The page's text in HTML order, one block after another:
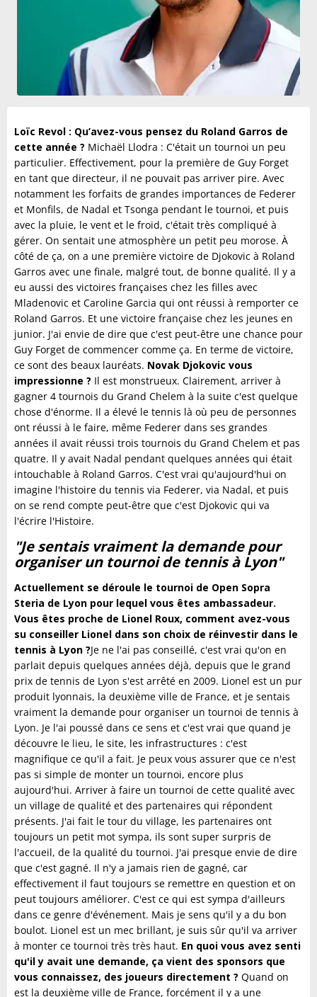
Loïc Revol : Qu’avez-vous pensez du Roland Garros de
cette année ? Michaël Llodra : C'était un tournoi un peu
particulier. Effectivement, pour la première de Guy Forget
en tant que directeur, il ne pouvait pas arriver pire. Avec
notamment les forfaits de grandes importances de Federer
et Monfils, de Nadal et Tsonga pendant le tournoi, et puis
avec la pluie, le vent et le froid, c'était très compliqué à
gérer. On sentait une atmosphère un petit peu morose. À
côté de ça, on a une première victoire de Djokovic à Roland
Garros avec une finale, malgré tout, de bonne qualité. Il y a
eu aussi des victoires françaises chez les filles avec
Mladenovic et Caroline Garcia qui ont réussi à remporter ce
Roland Garros. Et une victoire française chez les jeunes en
junior. J'ai envie de dire que c'est peut-être une chance pour
Guy Forget de commencer comme ça. En terme de victoire,
ce sont des beaux lauréats. Novak Djokovic vous
impressionne ? Il est monstrueux. Clairement, arriver à
gagner 4 tournois du Grand Chelem à la suite c'est quelque
chose d'énorme. Il a élevé le tennis là où peu de personnes
ont réussi à le faire, même Federer dans ses grandes
années il avait réussi trois tournois du Grand Chelem et pas
quatre. Il y avait Nadal pendant quelques années qui était
intouchable à Roland Garros. C'est vrai qu'aujourd'hui on
imagine l'histoire du tennis via Federer, via Nadal, et puis
on se rend compte peut-être que c'est Djokovic qui va
l'écrire l'Histoire.
"Je sentais vraiment la demande pour
organiser un tournoi de tennis à Lyon"
Actuellement se déroule le tournoi de Open Sopra
Steria de Lyon pour lequel vous êtes ambassadeur.
Vous êtes proche de Lionel Roux, comment avez-vous
su conseiller Lionel dans son choix de réinvestir dans le
tennis à Lyon ?Je ne l'ai pas conseillé, c'est vrai qu'on en
parlait depuis quelques années déjà, depuis que le grand
prix de tennis de Lyon s'est arrêté en 2009. Lionel est un pur
produit lyonnais, la deuxième ville de France, et je sentais
vraiment la demande pour organiser un tournoi de tennis à
Lyon. Je l'ai poussé dans ce sens et c'est vrai que quand je
découvre le lieu, le site, les infrastructures : c'est
magnifique ce qu'il a fait. Je peux vous assurer que ce n'est
pas si simple de monter un tournoi, encore plus
aujourd'hui. Arriver à faire un tournoi de cette qualité avec
un village de qualité et des partenaires qui répondent
présents. J'ai fait le tour du village, les partenaires ont
toujours un petit mot sympa, ils sont super surpris de
l'accueil, de la qualité du tournoi. J'ai presque envie de dire
que c'est gagné. Il n'y a jamais rien de gagné, car
effectivement il faut toujours se remettre en question et on
peut toujours améliorer. C'est ce qui est sympa d'ailleurs
dans ce genre d'événement. Mais je sens qu'il y a du bon
boulot. Lionel est un mec brillant, je suis sûr qu'il va arriver
à monter ce tournoi très très haut. En quoi vous avez senti
qu'il y avait une demande, ça vient des sponsors que
vous connaissez, des joueurs directement ? Quand on
est la deuxième ville de France, forcément il y a une